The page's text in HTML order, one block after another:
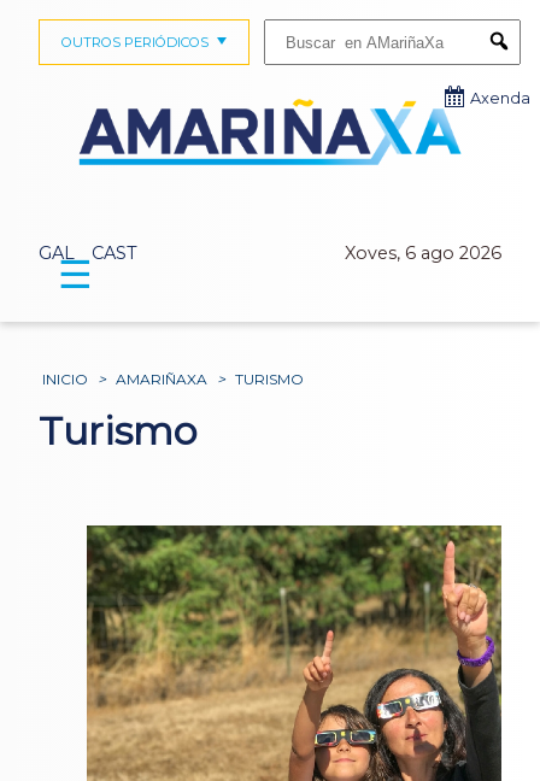
GAL CAST Xoves, 6 ago 2026
OUTROS PERIÓDICOS
Axenda
☰
INICIO > AMARIÑAXA > TURISMO
Turismo